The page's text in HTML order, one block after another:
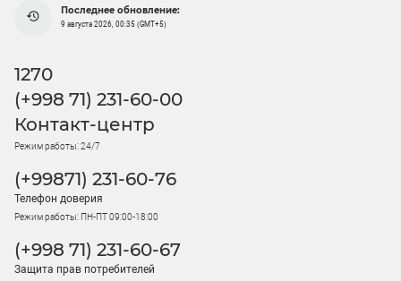
Последнее обновление:
9 августа 2026, 00:35 (GMT+5)
1270
(+998 71) 231-60-00
Контакт-центр
Режим работы: 24/7
(+99871) 231-60-76
Телефон доверия
Режим работы: ПН-ПТ 09:00-18:00
(+998 71) 231-60-67
Защита прав потребителей